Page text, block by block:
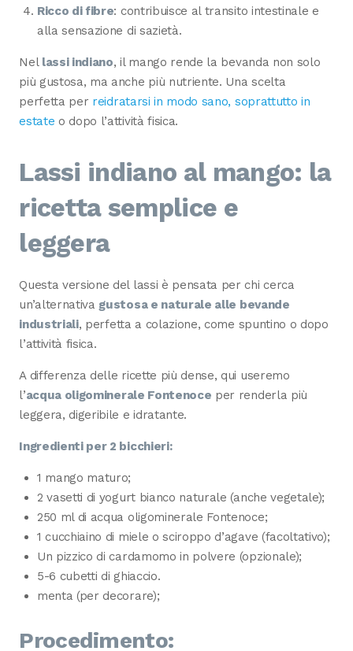
Ricco di fibre: contribuisce al transito intestinale e
alla sensazione di sazietà.
Nel lassi indiano, il mango rende la bevanda non solo
più gustosa, ma anche più nutriente. Una scelta
perfetta per reidratarsi in modo sano, soprattutto in
estate o dopo l’attività fisica.
Lassi indiano al mango: la
ricetta semplice e
leggera
Questa versione del lassi è pensata per chi cerca
un’alternativa gustosa e naturale alle bevande
industriali, perfetta a colazione, come spuntino o dopo
l’attività fisica.
A differenza delle ricette più dense, qui useremo
l’acqua oligominerale Fontenoce per renderla più
leggera, digeribile e idratante.
Ingredienti per 2 bicchieri:
1 mango maturo;
2 vasetti di yogurt bianco naturale (anche vegetale);
250 ml di acqua oligominerale Fontenoce;
1 cucchiaino di miele o sciroppo d’agave (facoltativo);
Un pizzico di cardamomo in polvere (opzionale);
5-6 cubetti di ghiaccio.
menta (per decorare);
Procedimento: